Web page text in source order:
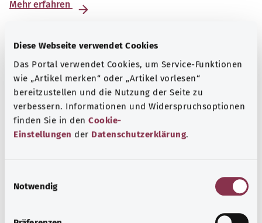
Diese Webseite verwendet Cookies
Das Portal verwendet Cookies, um Service-Funktionen
wie „Artikel merken“ oder „Artikel vorlesen“
bereitzustellen und die Nutzung der Seite zu
verbessern. Informationen und Widerspruchsoptionen
finden Sie in den Cookie-
Einstellungen der Datenschutzerklärung.
Notwendig
Mehr erfahren
Nummern für den Notfall
Erfahren Sie hier, welche Notrufe und Beratungstelefone